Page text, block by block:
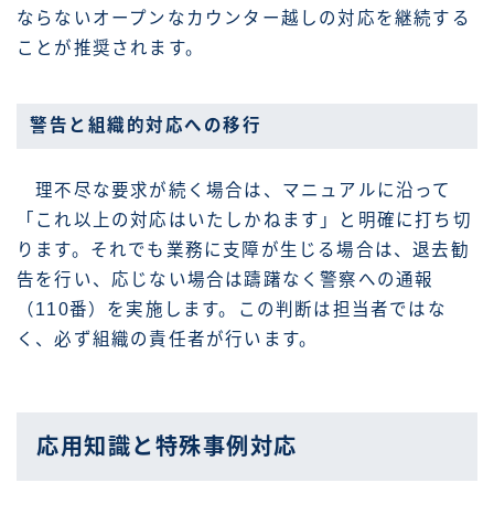
ならないオープンなカウンター越しの対応を継続する
ことが推奨されます。
警告と組織的対応への移行
理不尽な要求が続く場合は、マニュアルに沿って
「これ以上の対応はいたしかねます」と明確に打ち切
ります。それでも業務に支障が生じる場合は、退去勧
告を行い、応じない場合は躊躇なく警察への通報
（110番）を実施します。この判断は担当者ではな
く、必ず組織の責任者が行います。
応用知識と特殊事例対応